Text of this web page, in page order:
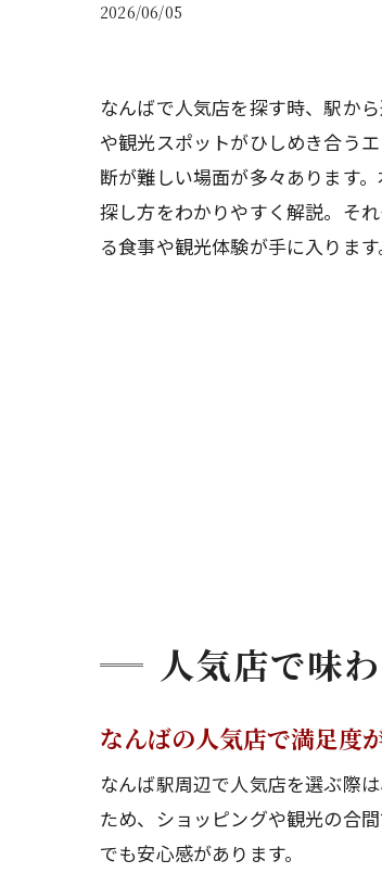
2026/06/05
なんばで人気店を探す時、駅か
や観光スポットがひしめき合う
断が難しい場面が多々あります
探し方をわかりやすく解説。そ
る食事や観光体験が手に入ります
人気店で味
なんばの人気店で満足度
なんば駅周辺で人気店を選ぶ際
ため、ショッピングや観光の合
でも安心感があります。